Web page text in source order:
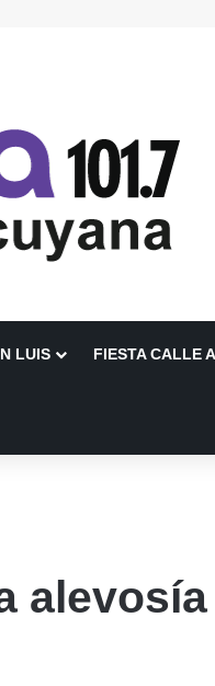
LUIS FIESTA CALLE
alevosía